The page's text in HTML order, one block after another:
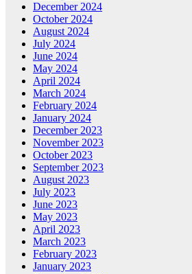
December 2024
October 2024
August 2024
July 2024
June 2024
May 2024
April 2024
March 2024
February 2024
January 2024
December 2023
November 2023
October 2023
September 2023
August 2023
July 2023
June 2023
May 2023
April 2023
March 2023
February 2023
January 2023